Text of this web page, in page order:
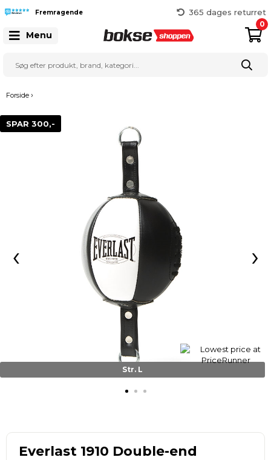
Gratis fragt over 999 kr.
25 127 127
Fremragende
Menu
0
Forside ›
SPAR 300,-
Str. L
‹ ›
Everlast 1910 Double-end